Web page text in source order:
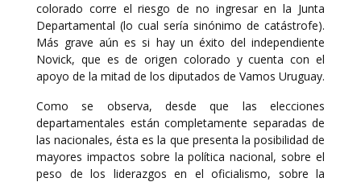
colorado corre el riesgo de no ingresar en la Junta
Departamental (lo cual sería sinónimo de catástrofe).
Más grave aún es si hay un éxito del independiente
Novick, que es de origen colorado y cuenta con el
apoyo de la mitad de los diputados de Vamos Uruguay.
Como se observa, desde que las elecciones
departamentales están completamente separadas de
las nacionales, ésta es la que presenta la posibilidad de
mayores impactos sobre la política nacional, sobre el
peso de los liderazgos en el oficialismo, sobre la